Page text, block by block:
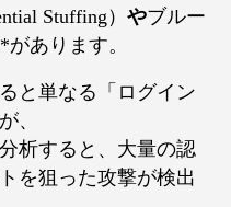
Stuffing） やブルー
あります。
と単なる「ログイン
、
析すると、大量の認
を狙った攻撃が検出